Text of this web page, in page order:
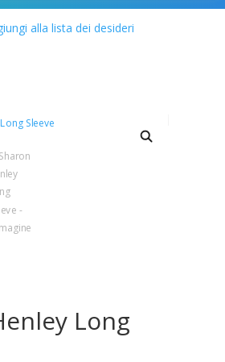
alla lista dei desideri
Long